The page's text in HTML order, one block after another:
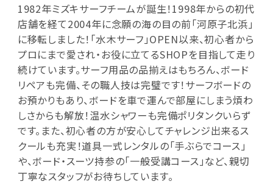
1982年ミズキサーフチームが誕生！1998年からの初代
店舗を経て2004年に念願の海の目の前「河原子北浜」
に移転しました！「水木サーフ」OPEN以来、初心者から
プロにまで愛され・お役に立てるSHOPを目指して走り
続けています。サーフ用品の品揃えはもちろん、ボード
リペアも完備、その職人技は完璧です！サーフボードの
お預かりもあり、ボードを車で運んで部屋にしまう煩わ
しさからも解放！温水シャワーも完備ポリタンクいらず
です。また、初心者の方が安心してチャレンジ出来るス
クールも充実！道具一式レンタルの「手ぶらでコース」
や、ボード・スーツ持参の「一般受講コース」など、親切
丁寧なスタッフがお待ちしています。